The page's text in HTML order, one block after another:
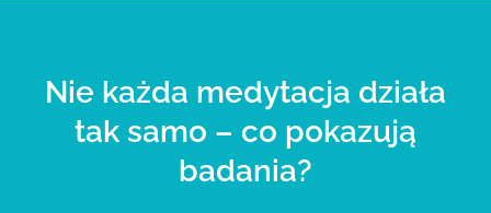
Nie każda medytacja działa
tak samo – co pokazują
badania?